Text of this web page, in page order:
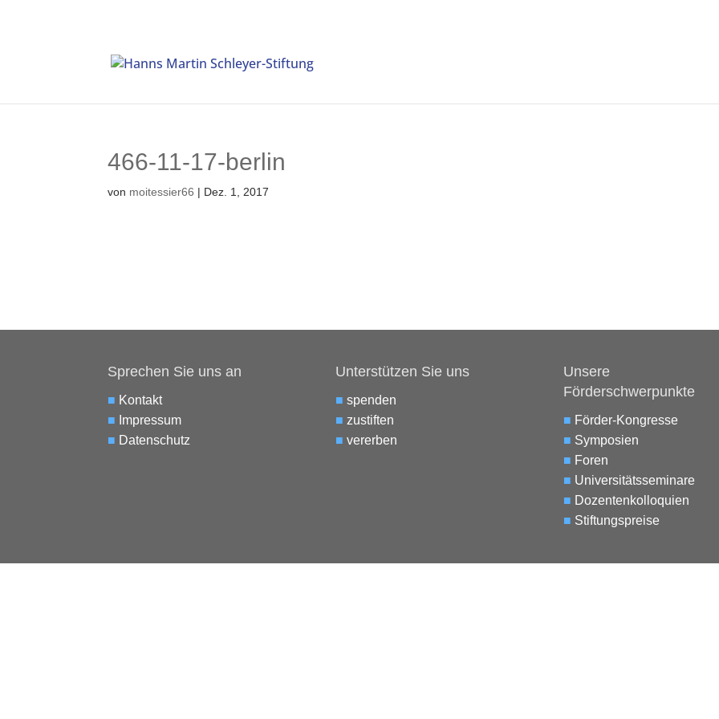
466-11-17-berlin
von moitessier66 | Dez. 1, 2017
Sprechen Sie uns an
■ Kontakt
■ Impressum
■ Datenschutz
Unterstützen Sie uns
■ spenden
■ zustiften
■ vererben
Unsere
Förderschwerpunkte
■ Förder-Kongresse
■ Symposien
■ Foren
■ Universitätsseminare
■ Dozentenkolloquien
■ Stiftungspreise